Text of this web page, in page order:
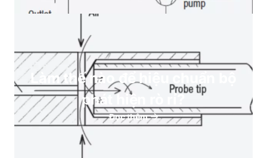
Làm thế nào để hiệu chuẩn bộ
phát hiện rò rỉ?
Đọc thêm